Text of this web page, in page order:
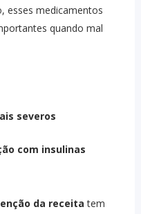
esses medicamentos
quando mal
severos
com insulinas
da receita tem